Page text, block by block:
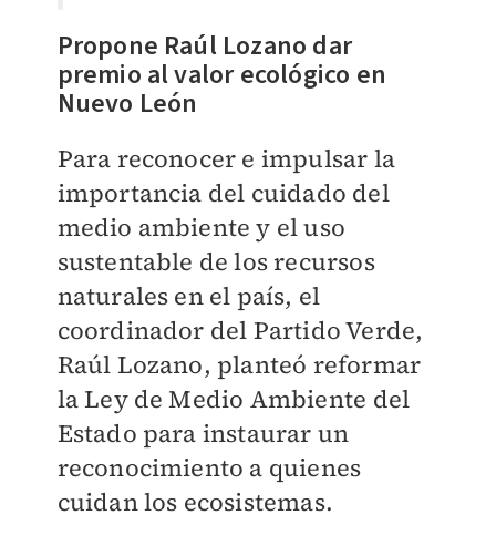
Propone Raúl Lozano dar
premio al valor ecológico en
Nuevo León
Para reconocer e impulsar la
importancia del cuidado del
medio ambiente y el uso
sustentable de los recursos
naturales en el país, el
coordinador del Partido Verde,
Raúl Lozano, planteó reformar
la Ley de Medio Ambiente del
Estado para instaurar un
reconocimiento a quienes
cuidan los ecosistemas.